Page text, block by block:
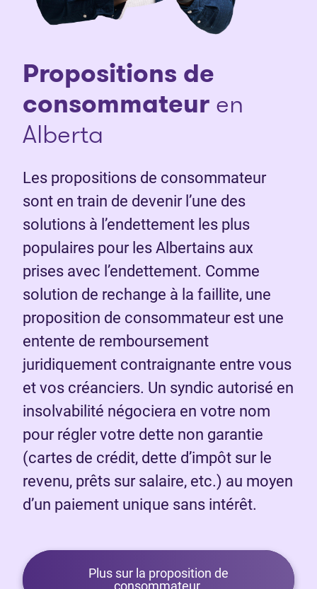
Propositions de
consommateuren
Alberta
Les propositions de consommateur
sont en train de devenir l’une des
solutions à l’endettement les plus
populaires pour les Albertains aux
prises avec l’endettement. Comme
solution de rechange à la faillite, une
proposition de consommateur est une
entente de remboursement
juridiquement contraignante entre vous
et vos créanciers. Un syndic autorisé en
insolvabilité négociera en votre nom
pour régler votre dette non garantie
(cartes de crédit, dette d’impôt sur le
revenu, prêts sur salaire, etc.) au moyen
d’un paiement unique sans intérêt.
Plus sur la proposition de
consommateur.